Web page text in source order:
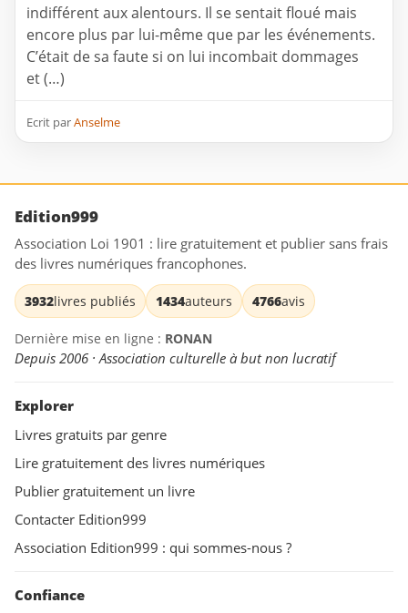
indifférent aux alentours. Il se sentait floué mais
encore plus par lui-même que par les événements.
C’était de sa faute si on lui incombait dommages
et (…)
Ecrit parAnselme
Edition999
Association Loi 1901 : lire gratuitement et publier sans frais
des livres numériques francophones.
3932livres publiés 1434auteurs 4766avis
Dernière mise en ligne : RONAN
Depuis 2006 · Association culturelle à but non lucratif
Explorer
Livres gratuits par genre
Lire gratuitement des livres numériques
Publier gratuitement un livre
Contacter Edition999
Association Edition999 : qui sommes-nous ?
Confiance